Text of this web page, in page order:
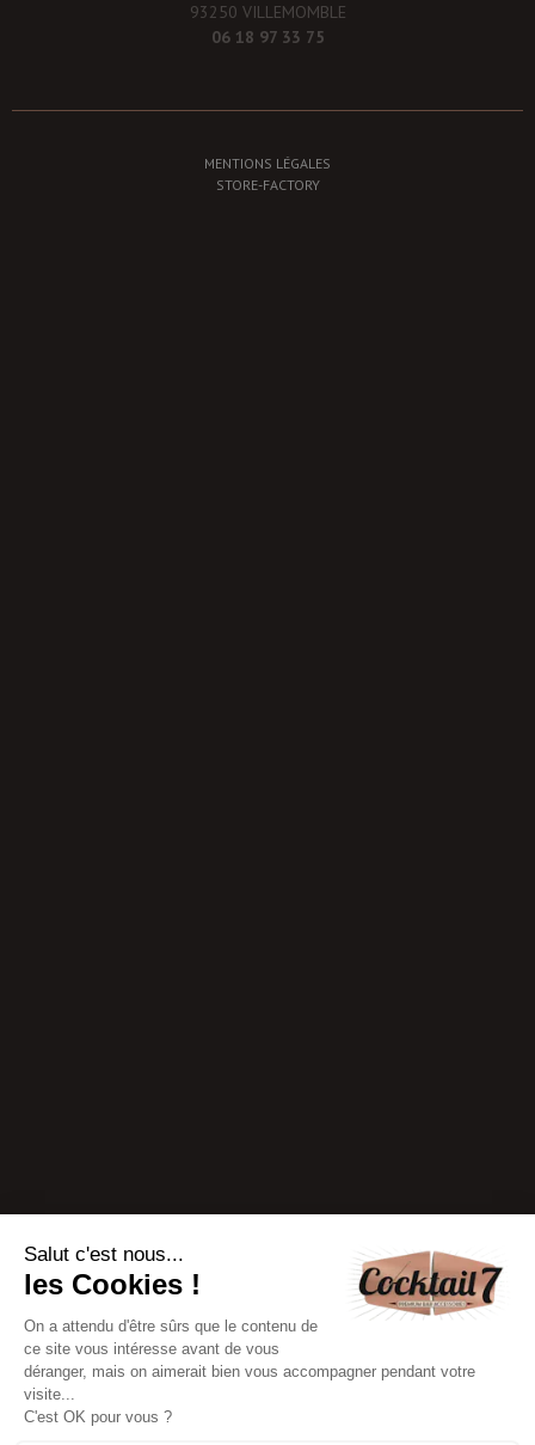
93250 VILLEMOMBLE
06 18 97 33 75
MENTIONS LÉGALES
STORE-FACTORY